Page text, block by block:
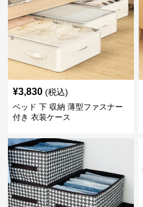
¥3,830 (税込)
ベッド 下 収納 薄型ファスナー
付き 衣装ケース